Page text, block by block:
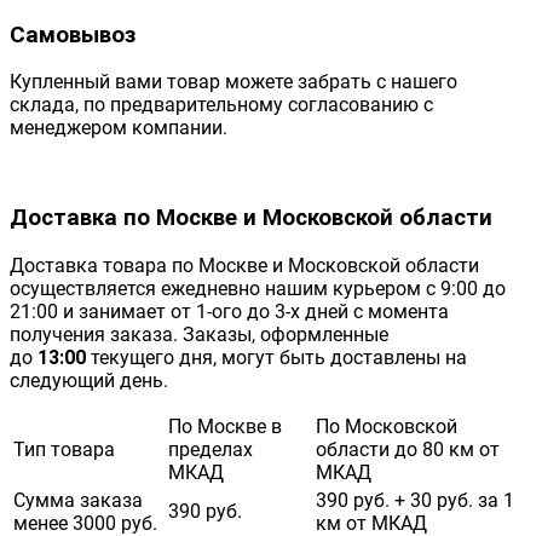
Самовывоз
Купленный вами товар можете забрать с нашего
склада, по предварительному согласованию с
менеджером компании.
Доставка по Москве и Московской области
Доставка товара по Москве и Московской области
осуществляется ежедневно нашим курьером с 9:00 до
21:00 и занимает от 1-ого до 3-х дней с момента
получения заказа. Заказы, оформленные
до 13:00 текущего дня, могут быть доставлены на
следующий день.
Тип товара
По Москве в
пределах
МКАД
По Московской
области до 80 км от
МКАД
Сумма заказа
менее 3000 руб.
390 руб.
390 руб. + 30 руб. за 1
км от МКАД